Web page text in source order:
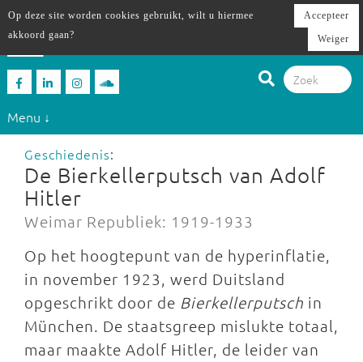
Menu ↓
Geschiedenis:
De Bierkellerputsch van Adolf
Hitler
Weimar Republiek: 1919-1933
Op het hoogtepunt van de hyperinflatie,
in november 1923, werd Duitsland
opgeschrikt door de Bierkellerputsch in
München. De staatsgreep mislukte totaal,
maar maakte Adolf Hitler, de leider van
Op deze site worden cookies gebruikt, wilt u hiermee
akkoord gaan?
Accepteer
Weiger